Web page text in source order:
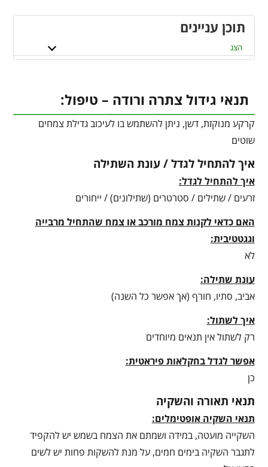
תוכן עניינים
הצג
תנאי גידול צתרה ורודה – טיפול:
קרקע מנוקזת, דשן, ניתן להשתמש בו לעיכוב גדילת צמחים
שוטים
איך להתחיל לגדל / עונת השתילה
איך להתחיל לגדל:
זרעים / שתילים / סטרטרים (שתילונים) / ייחורים
האם כדאי לקנות צמח מורכב או צמח שהתחיל מרבייה
וגגטטיבית:
לא
עונת שתילה:
אביב, סתיו, חורף (אך אפשר כל השנה)
איך לשתול:
רק לשתול אין תנאים מיוחדים
אפשר לגדל בחקלאות פיראטית:
כן
תנאי תאורה והשקיה
תנאי השקיה אופטימלים:
השקייה מועטה, במידה ושמתם את הצמח בשמש יש להקפיד
לתגבר השקיה בימים חמים, על מנת להשקות פחות יש לשים